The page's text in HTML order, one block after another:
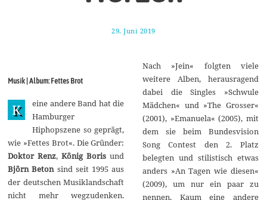
29. Juni 2019
l
i
2
0
1
9
Musik | Album: Fettes Brot
K
eine andere Band hat die
Hamburger
Hiphopszene so geprägt,
wie »Fettes Brot«. Die Gründer:
Doktor Renz,König Boris und
Björn Beton sind seit 1995 aus
der deutschen Musiklandschaft
nicht mehr wegzudenken.
Nach »Jein« folgten viele
weitere Alben, herausragend
dabei die Singles »Schwule
Mädchen« und »The Grosser«
(2001), »Emanuela« (2005), mit
dem sie beim Bundesvision
Song Contest den 2. Platz
belegten und stilistisch etwas
anders »An Tagen wie diesen«
(2009), um nur ein paar zu
nennen. Kaum eine andere